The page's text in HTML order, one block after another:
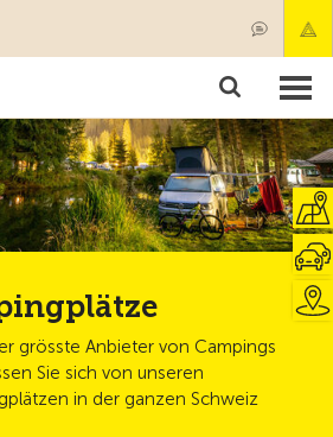
grösste Anbieter von Campings
Sie sich von unseren
in der ganzen Schweiz